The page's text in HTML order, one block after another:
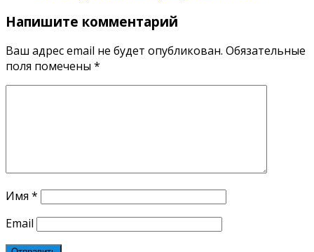
Напишите комментарий
Ваш адрес email не будет опубликован. Обязательные
поля помечены *
Имя *
Email